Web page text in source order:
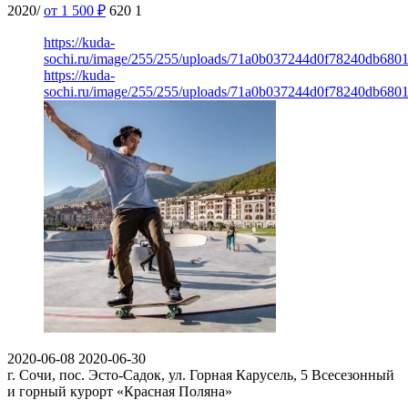
2020/ от 1 500 ₽ 620 1
https://kuda-
sochi.ru/image/255/255/uploads/
https://kuda-
sochi.ru/image/255/255/uploads/
2020-06-08 2020-06-30
г. Сочи, пос. Эсто-Садок, ул. Горная Карусель, 5 Всесезонный
и горный курорт «Красная Поляна»